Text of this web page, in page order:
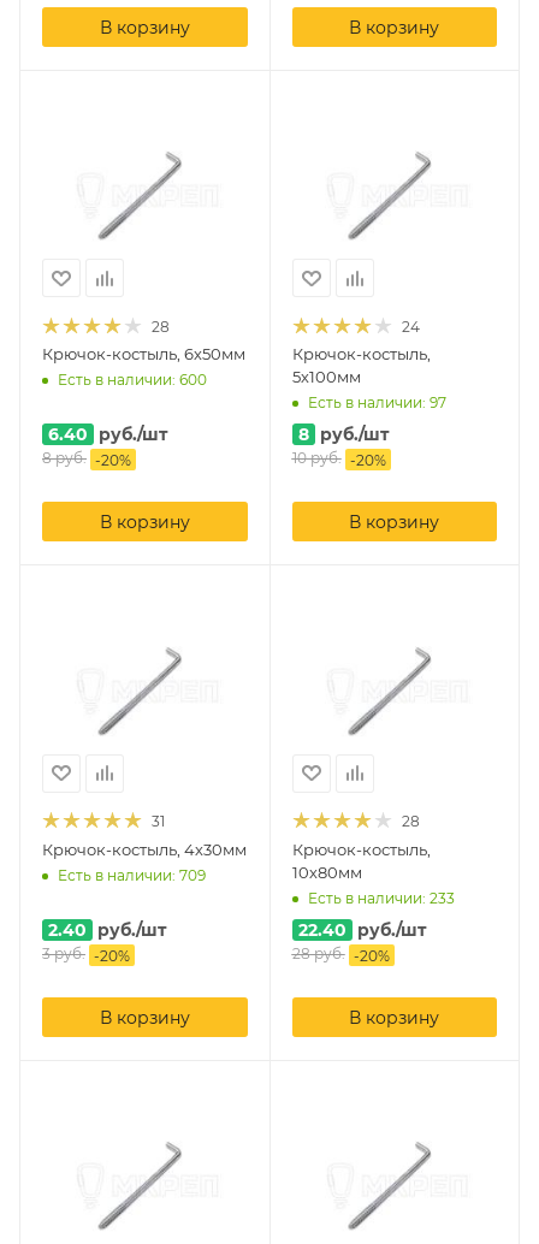
В корзину В корзину
28
Крючок-костыль, 6х50мм
Есть в наличии: 600
6.40 руб./шт
8руб. -20%
В корзину
24
Крючок-костыль,
5х100мм
Есть в наличии: 97
8 руб./шт
10руб. -20%
В корзину
31
Крючок-костыль, 4х30мм
Есть в наличии: 709
2.40 руб./шт
3руб. -20%
В корзину
28
Крючок-костыль,
10х80мм
Есть в наличии: 233
22.40 руб./шт
28руб. -20%
В корзину